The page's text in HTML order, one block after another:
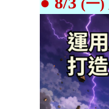
(一)